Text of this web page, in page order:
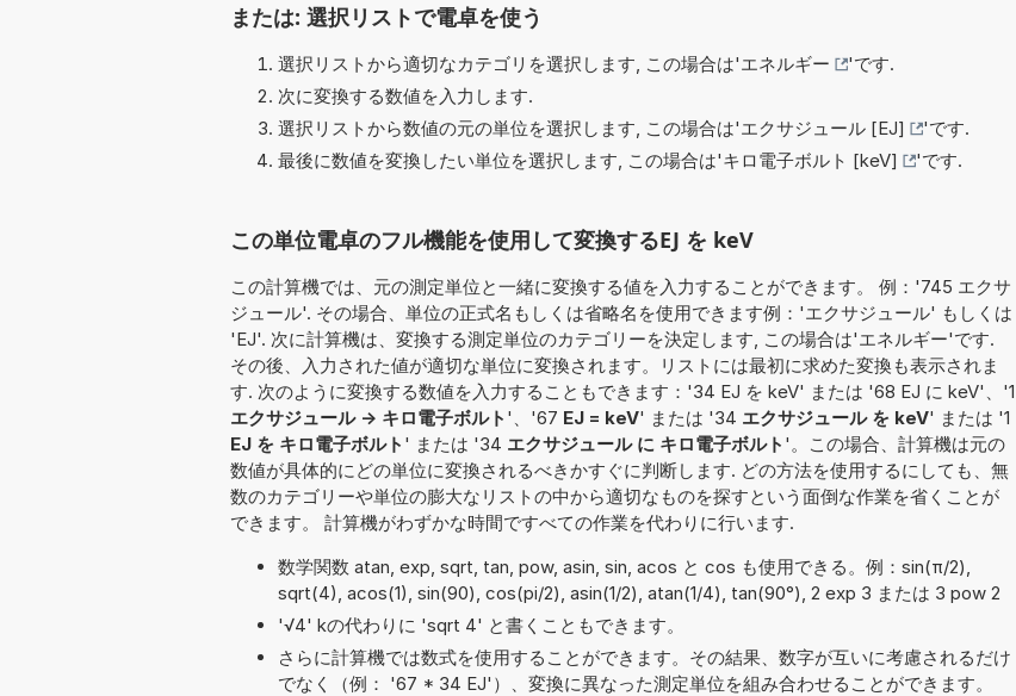
または: 選択リストで電卓を使う
選択リストから適切なカテゴリを選択します, この場合は'エネルギー
'です.
次に変換する数値を入力します.
選択リストから数値の元の単位を選択します, この場合は'エクサジュール [EJ]
'です.
最後に数値を変換したい単位を選択します, この場合は'キロ電子ボルト [keV] 'です.
この単位電卓のフル機能を使用して変換するEJ を keV
この計算機では、元の測定単位と一緒に変換する値を入力することができます。 例：'745 エクサ
ジュール'. その場合、単位の正式名もしくは省略名を使用できます例：'エクサジュール' もしくは
'EJ'. 次に計算機は、変換する測定単位のカテゴリーを決定します, この場合は'エネルギー'です.
その後、入力された値が適切な単位に変換されます。リストには最初に求めた変換も表示されま
す. 次のように変換する数値を入力することもできます：'34 EJ を keV' または '68 EJ に keV'、'1
エクサジュール -> キロ電子ボルト '、'67 EJ = keV' または '34 エクサジュール を keV' または '1
EJ を キロ電子ボルト ' または '34 エクサジュール に キロ電子ボルト '。この場合、計算機は元の
数値が具体的にどの単位に変換されるべきかすぐに判断します. どの方法を使用するにしても、無
数のカテゴリーや単位の膨大なリストの中から適切なものを探すという面倒な作業を省くことが
できます。 計算機がわずかな時間ですべての作業を代わりに行います.
数学関数 atan, exp, sqrt, tan, pow, asin, sin, acos と cos も使用できる。例：sin(π/2),
sqrt(4), acos(1), sin(90), cos(pi/2), asin(1/2), atan(1/4), tan(90°), 2 exp 3 または 3 pow 2
'√4' kの代わりに 'sqrt 4' と書くこともできます。
さらに計算機では数式を使用することができます。その結果、数字が互いに考慮されるだけ
でなく（例： '67 * 34 EJ'）、変換に異なった測定単位を組み合わせることができます。